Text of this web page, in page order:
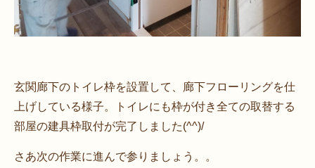
玄関廊下のトイレ枠を設置して、廊下フローリングを仕
上げしている様子。トイレにも枠が付き全ての取替する
部屋の建具枠取付が完了しました(^^)/
さあ次の作業に進んで参りましょう。。